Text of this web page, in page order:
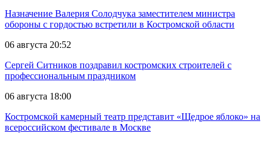
Назначение Валерия Солодчука заместителем министра
обороны с гордостью встретили в Костромской области
06 августа 20:52
Сергей Ситников поздравил костромских строителей с
профессиональным праздником
06 августа 18:00
Костромской камерный театр представит «Щедрое яблоко» на
всероссийском фестивале в Москве